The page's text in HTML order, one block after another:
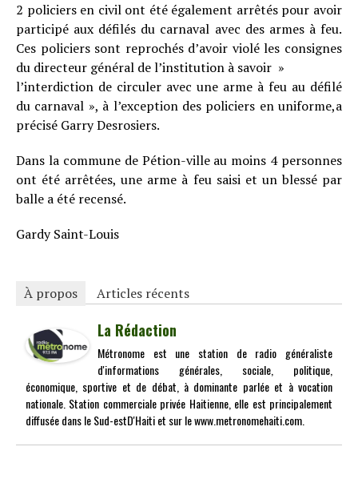
2 policiers en civil ont été également arrêtés pour avoir
participé aux défilés du carnaval avec des armes à feu.
Ces policiers sont reprochés d’avoir violé les consignes
du directeur général de l’institution à savoir »
l’interdiction de circuler avec une arme à feu au défilé
du carnaval », à l’exception des policiers en uniforme,a
précisé Garry Desrosiers.
Dans la commune de Pétion-ville au moins 4 personnes
ont été arrêtées, une arme à feu saisi et un blessé par
balle a été recensé.
Gardy Saint-Louis
À propos Articles récents
La Rédaction
Métronome est une station de radio généraliste
d'informations générales, sociale, politique,
économique, sportive et de débat, à dominante parlée et à vocation
nationale. Station commerciale privée Haitienne, elle est principalement
diffusée dans le Sud-estD'Haiti et sur le www.metronomehaiti.com.